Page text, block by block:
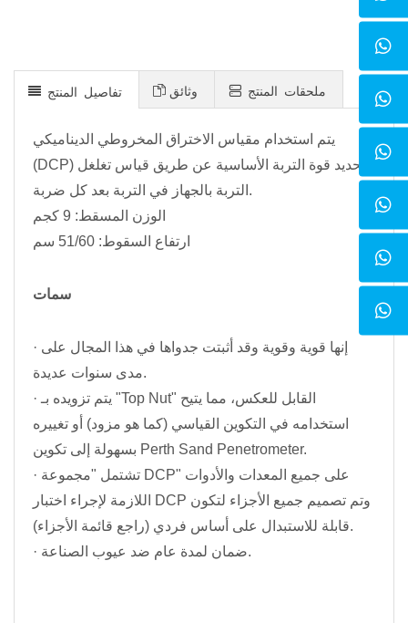
تفاصيل المنتج وثائق ملحقات المنتج
يتم استخدام مقياس الاختراق المخروطي الديناميكي
(DCP) لتحديد قوة التربة الأساسية عن طريق قياس تغلغل
التربة بالجهاز في التربة بعد كل ضربة.
الوزن المسقط: 9 كجم
ارتفاع السقوط: 51/60 سم
سمات
· إنها قوية وقوية وقد أثبتت جدواها في هذا المجال على
مدى سنوات عديدة.
· يتم تزويده بـ "Top Nut" القابل للعكس، مما يتيح
استخدامه في التكوين القياسي (كما هو مزود) أو تغييره
بسهولة إلى تكوين Perth Sand Penetrometer.
· تشتمل "مجموعة DCP" على جميع المعدات والأدوات
اللازمة لإجراء اختبار DCP وتم تصميم جميع الأجزاء لتكون
قابلة للاستبدال على أساس فردي (راجع قائمة الأجزاء).
· ضمان لمدة عام ضد عيوب الصناعة.